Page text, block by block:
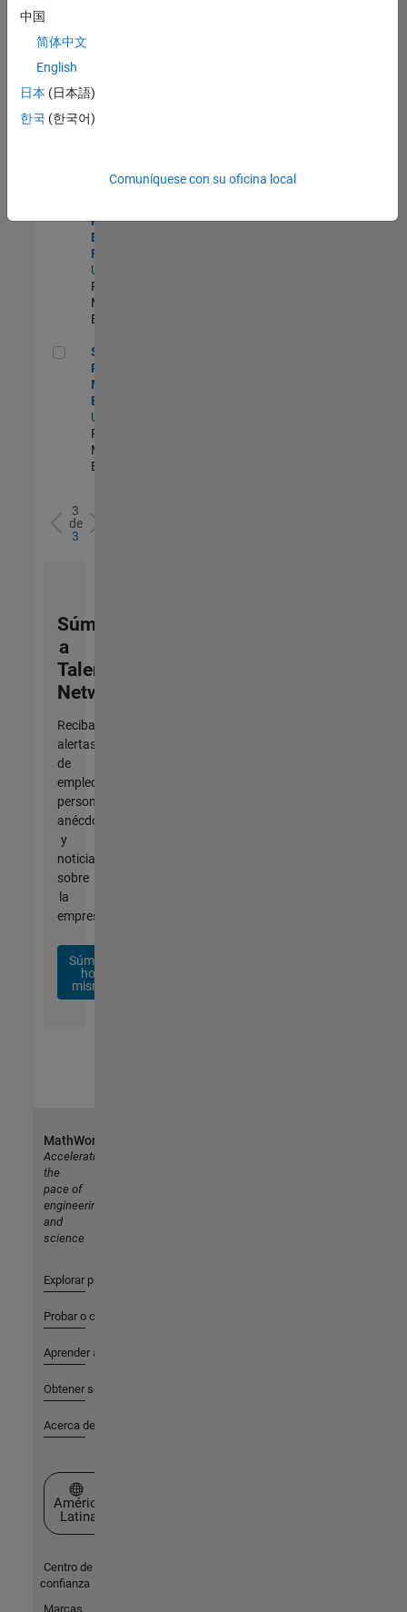
Product Strategy Lead - Cloud & Ecosystem for Simulink
Ecosystem for
US-MA-Natick
Experimentado
Product
Engineer -
FPGA / ASIC
US-MA-Natick
Product
Marketing |
Experimentado
Senior Product Marketing Engineer
Senior
Product
Marketing
Engineer
US-MA-Natick
Product
Marketing |
Experimentado
3
de
3
Súmese
a
Talent
Network
Reciba
alertas
de
empleo
personalizadas,
anécdotas
y
noticias
sobre
la
empresa.
Súmese
hoy
mismo
中国
简体中文
English
日本 (日本語)
한국 (한국어)
Comuníquese con su oficina local
MathWorks
Accelerating
the
pace of
engineering
and
science
Explorar productos
Probar o comprar
Aprender a utilizar
Obtener soporte
Acerca de MathWorks
Seleccione un país/idioma
América
Latina
Centro de
confianza
Marcas